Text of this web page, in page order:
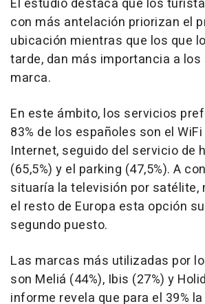
El estudio destaca que los
con más antelación priorizan el
ubicación mientras que los que
tarde, dan más importancia a
marca.
En este ámbito, los servicios
83% de los españoles son el
Internet, seguido del servicio de
(65,5%) y el parking (47,5%). A
situaría la televisión por satélite,
el resto de Europa esta opción
segundo puesto.
Las marcas más utilizadas por
son Meliá (44%), Ibis (27%) y
informe revela que para el 39%